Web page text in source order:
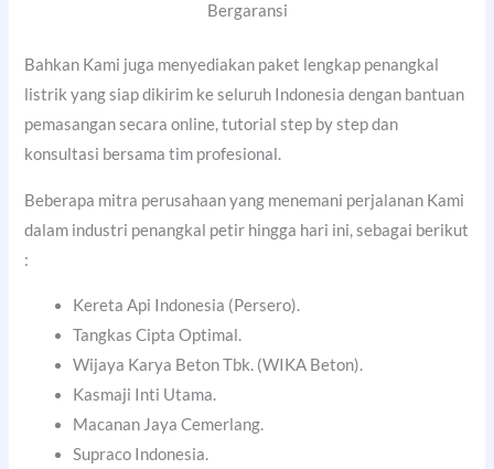
Bergaransi
Bahkan Kami juga menyediakan paket lengkap penangkal
listrik yang siap dikirim ke seluruh Indonesia dengan bantuan
pemasangan secara online, tutorial step by step dan
konsultasi bersama tim profesional.
Beberapa mitra perusahaan yang menemani perjalanan Kami
dalam industri penangkal petir hingga hari ini, sebagai berikut
:
Kereta Api Indonesia (Persero).
Tangkas Cipta Optimal.
Wijaya Karya Beton Tbk. (WIKA Beton).
Kasmaji Inti Utama.
Macanan Jaya Cemerlang.
Supraco Indonesia.